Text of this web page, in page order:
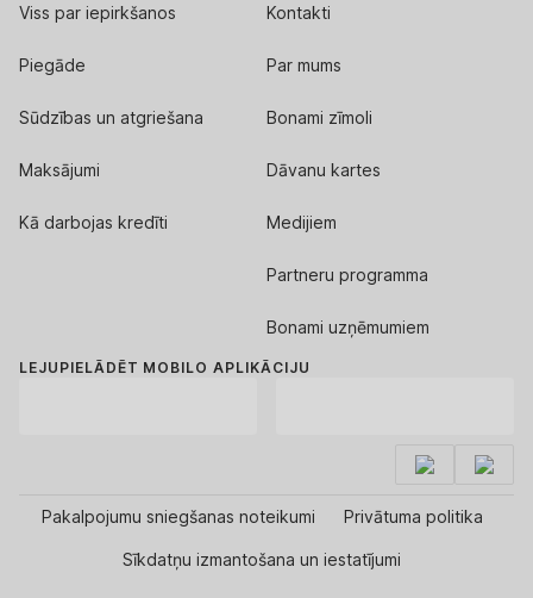
Viss par iepirkšanos
Piegāde
Sūdzības un atgriešana
Maksājumi
Kā darbojas kredīti
Kontakti
Par mums
Bonami zīmoli
Dāvanu kartes
Medijiem
Partneru programma
Bonami uzņēmumiem
LEJUPIELĀDĒT MOBILO APLIKĀCIJU
Pakalpojumu sniegšanas noteikumi Privātuma politika
Sīkdatņu izmantošana un iestatījumi